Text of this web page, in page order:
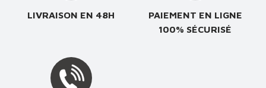
LIVRAISON EN 48H
PAIEMENT EN LIGNE
100% SÉCURISÉ